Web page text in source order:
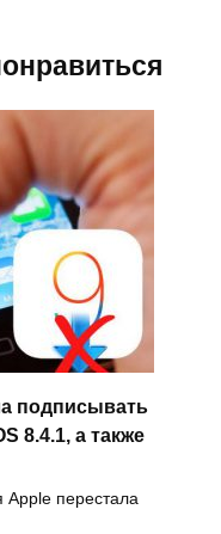
подписывать
8.4.1, а также
перестала